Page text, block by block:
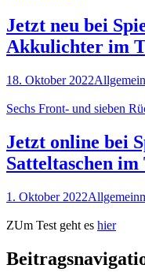
Jetzt neu bei
Akkulichter im
18. Oktober 2022Allgemein
Sechs Front- und sieben
Jetzt online bei
Satteltaschen im
1. Oktober 2022Allgemein
ZUm Test geht es hier